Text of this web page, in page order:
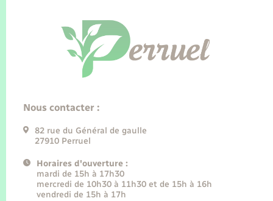
Nous contacter :
82 rue du Général de gaulle
27910 Perruel
Horaires d'ouverture :
mardi de 15h à 17h30
mercredi de 10h30 à 11h30 et de 15h à 16h
vendredi de 15h à 17h